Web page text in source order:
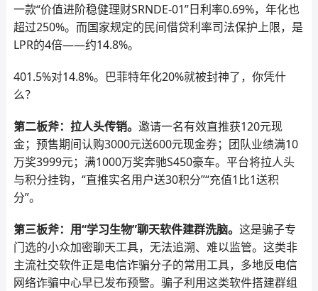
一款“价值进阶稳健理财SRNDE-01”日利率0.69%，年化也
超过250%。而国家规定的民间借贷利率司法保护上限，是
LPR的4倍——约14.8%。
401.5%对14.8%。巴菲特年化20%就被封神了，你凭什
么？
第二板斧：拉人头传销。 邀请一名有效直推获120元现
金；预售期间认购3000元送600元现金券；团队业绩满10
万奖3999元；满1000万奖奔驰S450豪车。平台将拉人头
与积分挂钩，“直推实名用户送30积分”“充值1比1送积
分”。
第三板斧：用“学习生物”聊天软件建群洗脑。 这是骗子专
门选的小众加密聊天工具，无法追溯、难以监管。这类非
主流社交软件正是电信诈骗分子的常用工具，多地反电信
网络诈骗中心早已发布预警。骗子利用这类软件搭建群组